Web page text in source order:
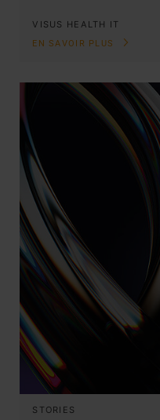
VISUS HEALTH IT
EN SAVOIR PLUS
STORIES